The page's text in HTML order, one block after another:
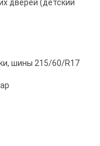
дверей (детский
шины 215/60/R17